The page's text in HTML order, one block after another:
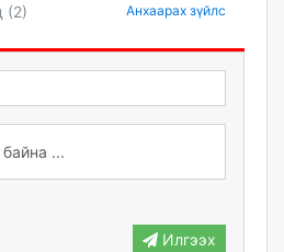
(2) Анхаарах зүйлс
Илгээх